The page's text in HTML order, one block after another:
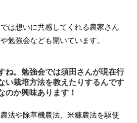
は想いに共感してくれる農家さん
勉強会なども開いています。
ね。勉強会では須田さんが現在行
い栽培方法を教えたりするんです
のか興味あります！
法や除草機農法、米糠農法を駆使